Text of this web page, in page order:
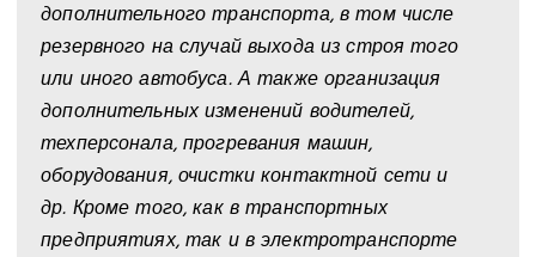
дополнительного транспорта, в том числе
резервного на случай выхода из строя того
или иного автобуса. А также организация
дополнительных изменений водителей,
техперсонала, прогревания машин,
оборудования, очистки контактной сети и
др. Кроме того, как в транспортных
предприятиях, так и в электротранспорте